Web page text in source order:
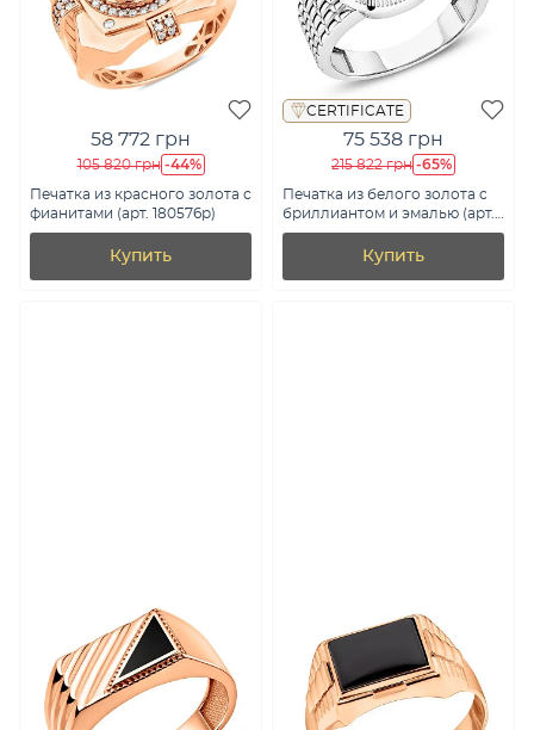
58 772 грн
105 820 грн -44%
Печатка из красного золота с
фианитами (арт. 180576р)
Купить
CERTIFICATE
75 538 грн
215 822 грн -65%
Печатка из белого золота с
бриллиантом и эмалью (арт.
К170074010б)
Купить